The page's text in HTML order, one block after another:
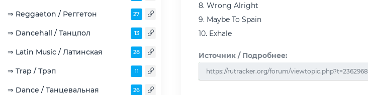
⇒ Reggaeton / Реггетон 27
⇒ Dancehall / Танцпол 13
⇒ Latin Music / Латинская 28
⇒ Trap / Трэп 11
⇒ Dance / Танцевальная 26
8. Wrong Alright
9. Maybe To Spain
10. Exhale
Источник / Подробнее:
https://rutracker.org/forum/viewtopic.php?t=2362968